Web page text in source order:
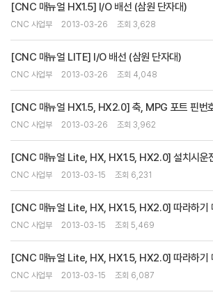
[CNC 매뉴얼 HX1.5] I/O 배선 (삼원 단자대)
CNC 사업부 2013-03-26 조회 3,628
[CNC 매뉴얼 LITE] I/O 배선 (삼원 단자대)
CNC 사업부 2013-03-26 조회 4,048
[CNC 매뉴얼 HX1.5, HX2.0] 축, MPG 포트 핀번
CNC 사업부 2013-03-26 조회 3,962
[CNC 매뉴얼 Lite, HX, HX1.5, HX2.0] 설치시운
CNC 사업부 2013-03-15 조회 6,231
[CNC 매뉴얼 Lite, HX, HX1.5, HX2.0] 따라하기
CNC 사업부 2013-03-15 조회 5,469
[CNC 매뉴얼 Lite, HX, HX1.5, HX2.0] 따라하기
CNC 사업부 2013-03-15 조회 6,087